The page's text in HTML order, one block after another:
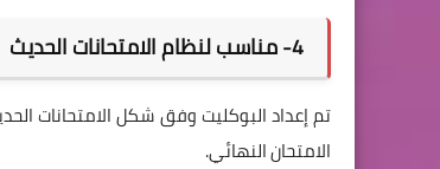
4- مناسب لنظام الامتحانات الحديث
تم إعداد البوكليت وفق شكل الامتحانات
الامتحان النهائي.